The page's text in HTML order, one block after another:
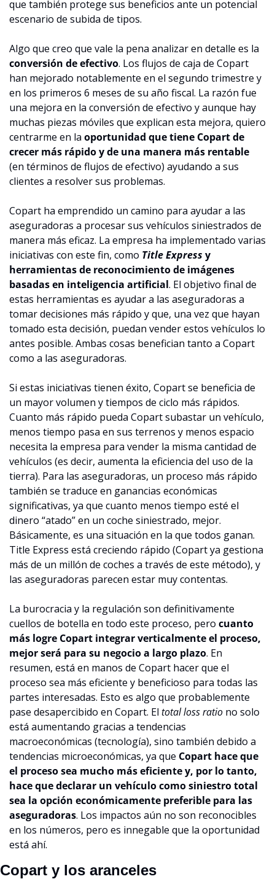
que también protege sus beneficios ante un potencial
escenario de subida de tipos.
conversión de efectivo. Los flujos de caja de Copart
han mejorado notablemente en el segundo trimestre y
en los primeros 6 meses de su año fiscal. La razón fue
una mejora en la conversión de efectivo y aunque hay
muchas piezas móviles que explican esta mejora, quiero
centrarme en la oportunidad que tiene Copart de
crecer más rápido y de una manera más rentable
(en términos de flujos de efectivo) ayudando a sus
clientes a resolver sus problemas.
Copart ha emprendido un camino para ayudar a las
aseguradoras a procesar sus vehículos siniestrados de
manera más eficaz. La empresa ha implementado varias
iniciativas con este fin, como Title Express y
herramientas de reconocimiento de imágenes
basadas en inteligencia artificial. El objetivo final de
estas herramientas es ayudar a las aseguradoras a
tomar decisiones más rápido y que, una vez que hayan
tomado esta decisión, puedan vender estos vehículos lo
antes posible. Ambas cosas benefician tanto a Copart
como a las aseguradoras.
Si estas iniciativas tienen éxito, Copart se beneficia de
un mayor volumen y tiempos de ciclo más rápidos.
Cuanto más rápido pueda Copart subastar un vehículo,
menos tiempo pasa en sus terrenos y menos espacio
necesita la empresa para vender la misma cantidad de
vehículos (es decir, aumenta la eficiencia del uso de la
tierra). Para las aseguradoras, un proceso más rápido
también se traduce en ganancias económicas
significativas, ya que cuanto menos tiempo esté el
dinero “atado” en un coche siniestrado, mejor.
Básicamente, es una situación en la que todos ganan.
Title Express está creciendo rápido (Copart ya gestiona
más de un millón de coches a través de este método), y
las aseguradoras parecen estar muy contentas.
La burocracia y la regulación son definitivamente
cuellos de botella en todo este proceso, pero cuanto
más logre Copart integrar verticalmente el proceso,
mejor será para su negocio a largo plazo. En
resumen, está en manos de Copart hacer que el
proceso sea más eficiente y beneficioso para todas las
partes interesadas. Esto es algo que probablemente
pase desapercibido en Copart. El total loss ratio no solo
está aumentando gracias a tendencias
macroeconómicas (tecnología), sino también debido a
tendencias microeconómicas, ya que Copart hace que
el proceso sea mucho más eficiente y, por lo tanto,
hace que declarar un vehículo como siniestro total
sea la opción económicamente preferible para las
aseguradoras. Los impactos aún no son reconocibles
en los números, pero es innegable que la oportunidad
está ahí.
Copart y los aranceles